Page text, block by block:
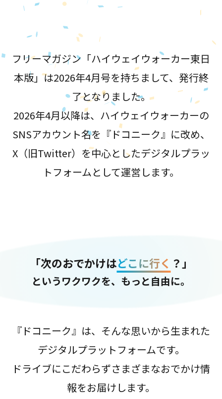
フリーマガジン「ハイウェイウォーカー東日
本版」は2026年4月号を持ちまして、発行終
了となりました。
2026年4月以降は、ハイウェイウォーカーの
SNSアカウント名を『ドコニーク』に改め、
X（旧Twitter）を中心としたデジタルプラッ
トフォームとして運営します。
「次のおでかけはどこに行く ？」
というワクワクを、もっと自由に。
『ドコニーク』は、そんな思いから生まれた
デジタルプラットフォームです。
ドライブにこだわらずさまざまなおでかけ情
報をお届けします。